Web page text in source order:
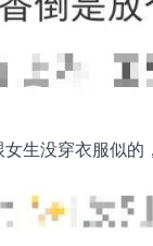
生没穿衣服似的